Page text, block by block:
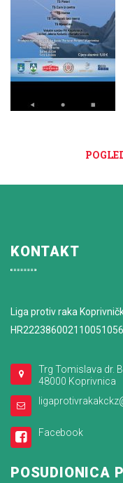
KONTAKT
Liga protiv raka
Trg Tomislava dr.
48000 Koprivnica
Facebook
POSUDIONICA